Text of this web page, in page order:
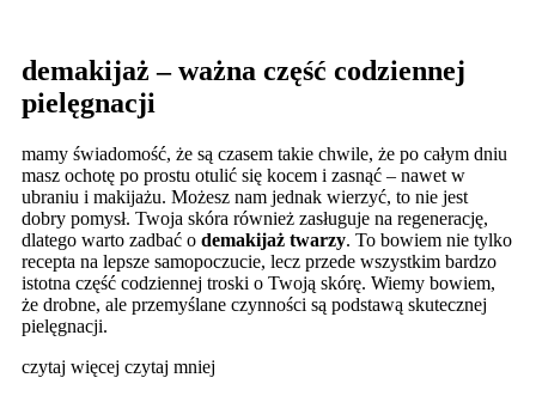
demakijaż – ważna część codziennej
pielęgnacji
mamy świadomość, że są czasem takie chwile, że po całym dniu
masz ochotę po prostu otulić się kocem i zasnąć – nawet w
ubraniu i makijażu. Możesz nam jednak wierzyć, to nie jest
dobry pomysł. Twoja skóra również zasługuje na regenerację,
dlatego warto zadbać o demakijaż twarzy. To bowiem nie tylko
recepta na lepsze samopoczucie, lecz przede wszystkim bardzo
istotna część codziennej troski o Twoją skórę. Wiemy bowiem,
że drobne, ale przemyślane czynności są podstawą skutecznej
pielęgnacji.
czytaj więcej czytaj mniej